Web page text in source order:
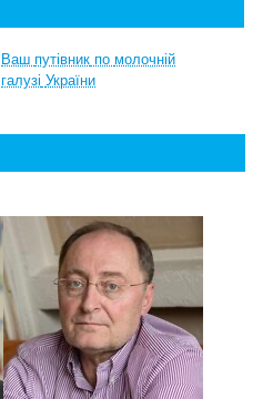
Ваш путівник по молочній
галузі України